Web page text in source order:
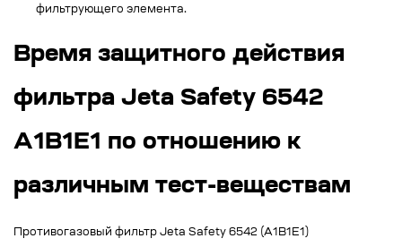
фильтрующего элемента.
Время защитного действия
фильтра Jeta Safety 6542
A1B1E1 по отношению к
различным тест-веществам
Противогазовый фильтр Jeta Safety 6542 (A1B1E1)